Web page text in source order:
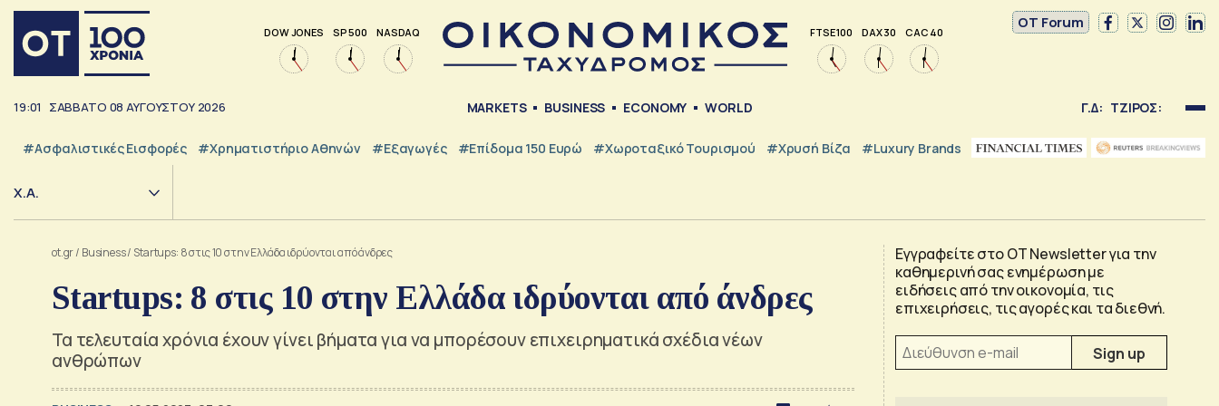
DOW JONES SP 500 NASDAQ FTSE 100 DAX 30 CAC 40
OT Forum
19:01 ΣΑΒΒΑΤΟ 08 ΑΥΓΟΥΣΤΟΥ 2026 MARKETS BUSINESS ECONOMY WORLD Γ.Δ: ΤΖΙΡΟΣ:
#Ασφαλιστικές Εισφορές #Χρηματιστήριο Αθηνών #εξαγωγές #Επίδομα 150 Ευρώ #Χωροταξικό Τουρισμού #Χρυσή Βίζα #luxury Brands
Χ.Α.
ot.gr/ Business/ Startups: 8 στις 10 στην Ελλάδα ιδρύονται από άνδρες
Startups: 8 στις 10 στην Ελλάδα ιδρύονται από άνδρες
Τα τελευταία χρόνια έχουν γίνει βήματα για να μπορέσουν επιχειρηματικά σχέδια νέων
ανθρώπων
Εγγραφείτε στο OT Newsletter για την
καθημερινή σας ενημέρωση με
ειδήσεις από την οικονομία, τις
επιχειρήσεις, τις αγορές και τα διεθνή.